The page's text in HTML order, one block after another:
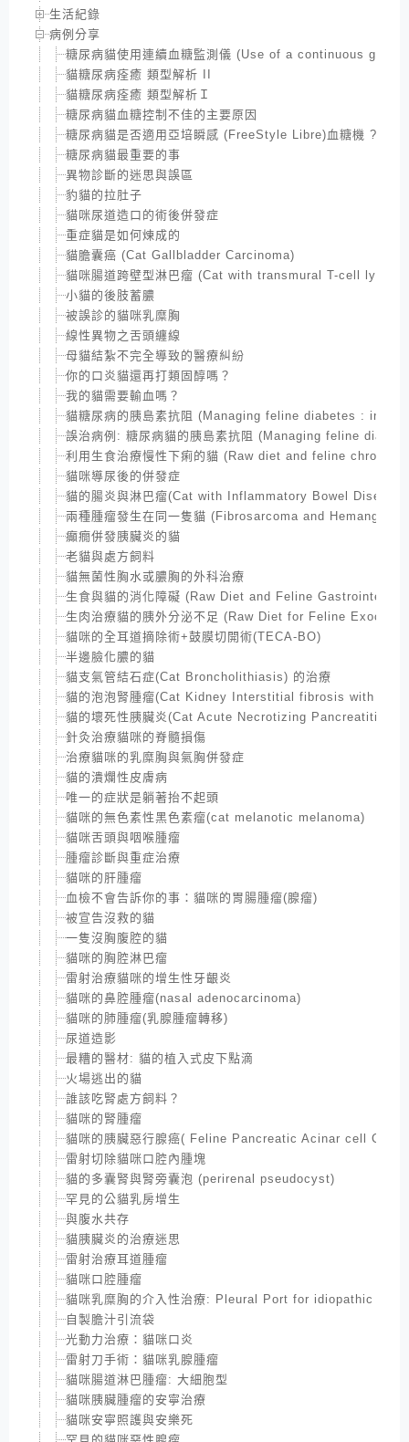
生活紀錄
病例分享
糖尿病貓使用連續血糖監測儀 (Use of a continuous
貓糖尿病痊癒 類型解析 II
貓糖尿病痊癒 類型解析Ｉ
糖尿病貓血糖控制不佳的主要原因
糖尿病貓是否適用亞培瞬感 (FreeStyle Libre)血糖機 ?
糖尿病貓最重要的事
異物診斷的迷思與誤區
豹貓的拉肚子
貓咪尿道造口的術後併發症
重症貓是如何煉成的
貓膽囊癌 (Cat Gallbladder Carcinoma)
貓咪腸道跨壁型淋巴瘤 (Cat with transmural T-cell
小貓的後肢蓄膿
被誤診的貓咪乳糜胸
線性異物之舌頭纏線
母貓結紮不完全導致的醫療糾紛
你的口炎貓還再打類固醇嗎？
我的貓需要輸血嗎？
貓糖尿病的胰島素抗阻 (Managing feline diabetes :
誤治病例: 糖尿病貓的胰島素抗阻 (Managing feline
利用生食治療慢性下痢的貓 (Raw diet and feline chronic
貓咪導尿後的併發症
貓的腸炎與淋巴瘤(Cat with Inflammatory Bowel
兩種腫瘤發生在同一隻貓 (Fibrosarcoma and
癲癇併發胰臟炎的貓
老貓與處方飼料
貓無菌性胸水或膿胸的外科治療
生食與貓的消化障礙 (Raw Diet and Feline
生肉治療貓的胰外分泌不足 (Raw Diet for Feline
貓咪的全耳道摘除術+鼓膜切開術(TECA-BO)
半邊臉化膿的貓
貓支氣管結石症(Cat Broncholithiasis) 的治療
貓的泡泡腎腫瘤(Cat Kidney Interstitial fibrosis with
貓的壞死性胰臟炎(Cat Acute Necrotizing Pancreatitis)
針灸治療貓咪的脊髓損傷
治療貓咪的乳糜胸與氣胸併發症
貓的潰爛性皮膚病
唯一的症狀是躺著抬不起頭
貓咪的無色素性黑色素瘤(cat melanotic melanoma)
貓咪舌頭與咽喉腫瘤
腫瘤診斷與重症治療
貓咪的肝腫瘤
血檢不會告訴你的事：貓咪的胃腸腫瘤(腺瘤)
被宣告沒救的貓
一隻沒胸腹腔的貓
貓咪的胸腔淋巴瘤
雷射治療貓咪的增生性牙齦炎
貓咪的鼻腔腫瘤(nasal adenocarcinoma)
貓咪的肺腫瘤(乳腺腫瘤轉移)
尿道造影
最糟的醫材: 貓的植入式皮下點滴
火場逃出的貓
誰該吃腎處方飼料？
貓咪的腎腫瘤
貓咪的胰臟惡行腺癌( Feline Pancreatic Acinar cell
雷射切除貓咪口腔內腫塊
貓的多囊腎與腎旁囊泡 (perirenal pseudocyst)
罕見的公貓乳房增生
與腹水共存
貓胰臟炎的治療迷思
雷射治療耳道腫瘤
貓咪口腔腫瘤
貓咪乳糜胸的介入性治療: Pleural Port for idiopathic
自製膽汁引流袋
光動力治療：貓咪口炎
雷射刀手術：貓咪乳腺腫瘤
貓咪腸道淋巴腫瘤: 大細胞型
貓咪胰臟腫瘤的安寧治療
貓咪安寧照護與安樂死